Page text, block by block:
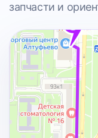
запчасти и